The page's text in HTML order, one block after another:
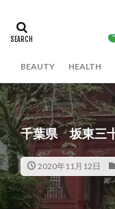
BEAUTY HEALTH
千葉県 坂東三
2020年11月12日